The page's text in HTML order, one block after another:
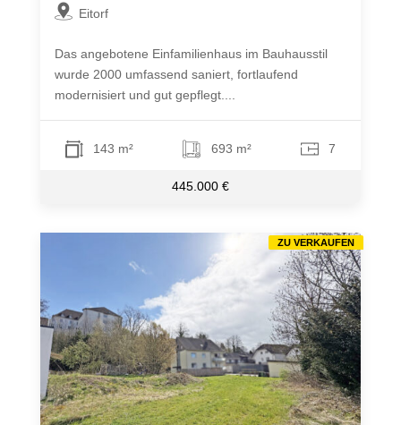
Eitorf
Das angebotene Einfamilienhaus im Bauhausstil
wurde 2000 umfassend saniert, fortlaufend
modernisiert und gut gepflegt....
143 m² 693 m² 7
445.000 €
ZU VERKAUFEN